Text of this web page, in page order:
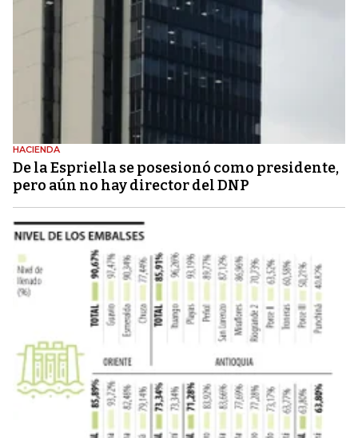
HACIENDA
De la Espriella se posesionó como presidente,
pero aún no hay director del DNP